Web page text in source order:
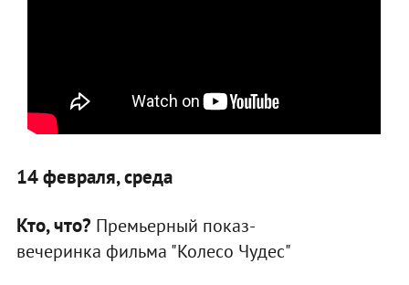
14 февраля, среда
Кто, что? Премьерный показ-
вечеринка фильма "Колесо Чудес"